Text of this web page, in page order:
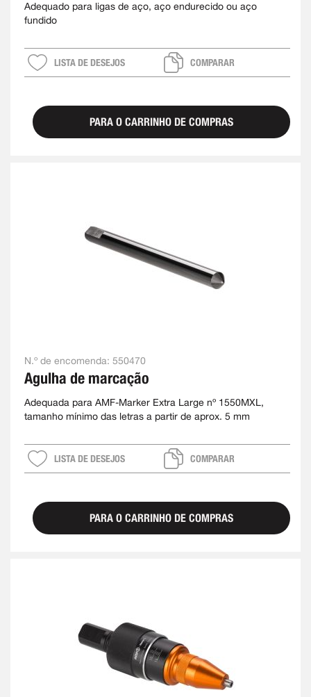
Adequado para ligas de aço, aço endurecido ou aço
fundido
LISTA DE DESEJOS COMPARAR
PARA O CARRINHO DE COMPRAS
N.º de encomenda: 550470
Agulha de marcação
Adequada para AMF-Marker Extra Large nº 1550MXL,
tamanho mínimo das letras a partir de aprox. 5 mm
LISTA DE DESEJOS COMPARAR
PARA O CARRINHO DE COMPRAS